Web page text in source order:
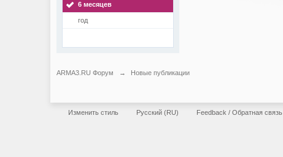
6 месяцев
год
ARMA3.RU Форум → Новые публикации
Изменить стиль Русский (RU) Feedback / Обратная связь